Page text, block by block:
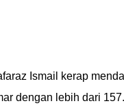
Ismail kerap
dengan lebih dari